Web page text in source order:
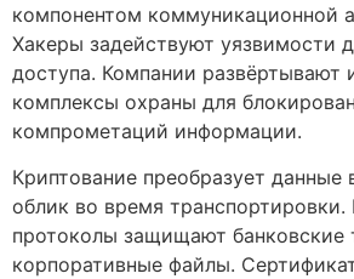
компонентом коммуникационной
Хакеры задействуют уязвимости
доступа. Компании развёртывают
комплексы охраны для
компрометаций информации.
Криптование преобразует данные
облик во время
протоколы защищают банковские
корпоративные файлы.